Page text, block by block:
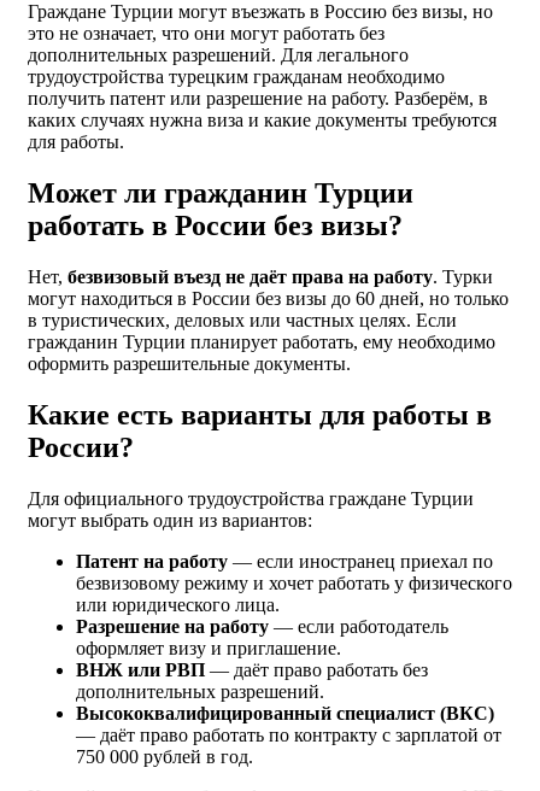
Граждане Турции могут въезжать в Россию без визы, но
это не означает, что они могут работать без
дополнительных разрешений. Для легального
трудоустройства турецким гражданам необходимо
получить патент или разрешение на работу. Разберём, в
каких случаях нужна виза и какие документы требуются
для работы.
Может ли гражданин Турции
работать в России без визы?
Нет, безвизовый въезд не даёт права на работу. Турки
могут находиться в России без визы до 60 дней, но только
в туристических, деловых или частных целях. Если
гражданин Турции планирует работать, ему необходимо
оформить разрешительные документы.
Какие есть варианты для работы в
России?
Для официального трудоустройства граждане Турции
могут выбрать один из вариантов:
Патент на работу — если иностранец приехал по
безвизовому режиму и хочет работать у физического
или юридического лица.
Разрешение на работу — если работодатель
оформляет визу и приглашение.
ВНЖ или РВП — даёт право работать без
дополнительных разрешений.
Высококвалифицированный специалист (ВКС)
— даёт право работать по контракту с зарплатой от
750 000 рублей в год.